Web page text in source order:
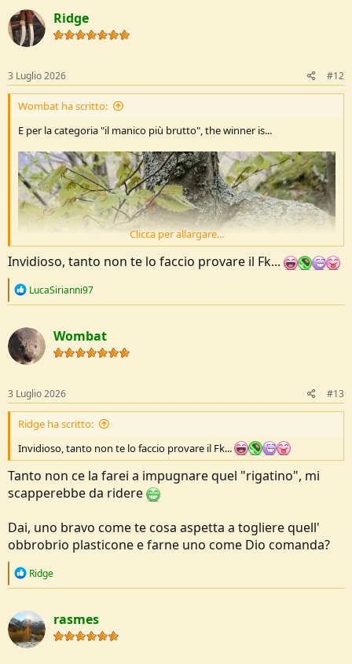
c
t
i
o
s
:
Ridge
3 Luglio 2026 #12
Wombat ha scritto:
E per la categoria "il manico più brutto", the winner is...
Clicca per allargare...
Invidioso, tanto non te lo faccio provare il Fk...
R
c
t
i
o
s
:
LucaSirianni97
Wombat
3 Luglio 2026 #13
Ridge ha scritto:
Invidioso, tanto non te lo faccio provare il Fk...
Tanto non ce la farei a impugnare quel "rigatino", mi
scapperebbe da ridere
Dai, uno bravo come te cosa aspetta a togliere quell'
obbrobrio plasticone e farne uno come Dio comanda?
R
c
t
i
o
Ridge
rasmes